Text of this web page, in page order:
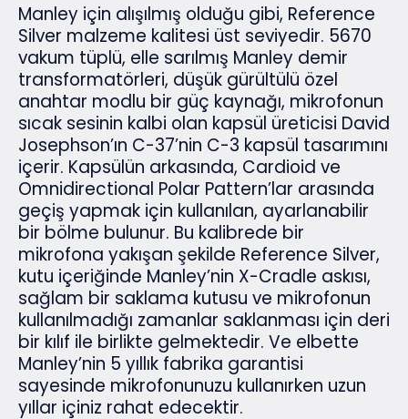
Manley için alışılmış olduğu gibi, Reference
Silver malzeme kalitesi üst seviyedir. 5670
vakum tüplü, elle sarılmış Manley demir
transformatörleri, düşük gürültülü özel
anahtar modlu bir güç kaynağı, mikrofonun
sıcak sesinin kalbi olan kapsül üreticisi David
Josephson’ın C-37’nin C-3 kapsül tasarımını
içerir. Kapsülün arkasında, Cardioid ve
Omnidirectional Polar Pattern’lar arasında
geçiş yapmak için kullanılan, ayarlanabilir
bir bölme bulunur. Bu kalibrede bir
mikrofona yakışan şekilde Reference Silver,
kutu içeriğinde Manley’nin X-Cradle askısı,
sağlam bir saklama kutusu ve mikrofonun
kullanılmadığı zamanlar saklanması için deri
bir kılıf ile birlikte gelmektedir. Ve elbette
Manley’nin 5 yıllık fabrika garantisi
sayesinde mikrofonunuzu kullanırken uzun
yıllar içiniz rahat edecektir.